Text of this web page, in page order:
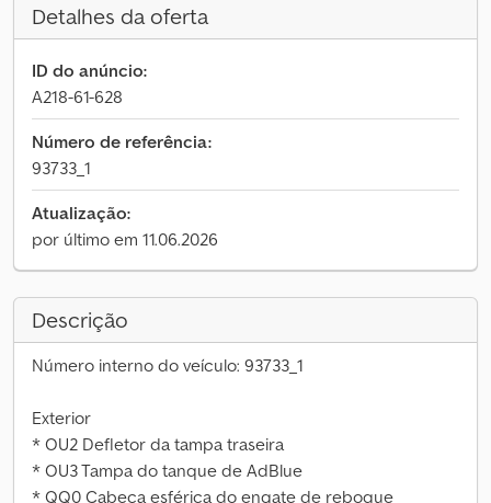
Detalhes da oferta
ID do anúncio:
A218-61-628
Número de referência:
93733_1
Atualização:
por último em 11.06.2026
Descrição
Número interno do veículo: 93733_1
Exterior
* OU2 Defletor da tampa traseira
* OU3 Tampa do tanque de AdBlue
* QQ0 Cabeça esférica do engate de reboque